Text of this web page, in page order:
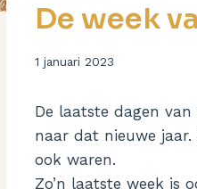
De week
Door
1 januari 2023
De laatste dagen
naar dat nieuwe
ook waren.
Zo’n laatste week is